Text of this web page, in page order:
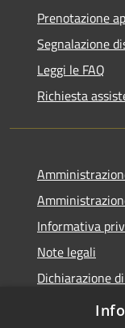
Prenotazione
Segnalazione
Leggi le FAQ
Richiesta
Informativa
Note legali
Dichiarazione
Meccanismo